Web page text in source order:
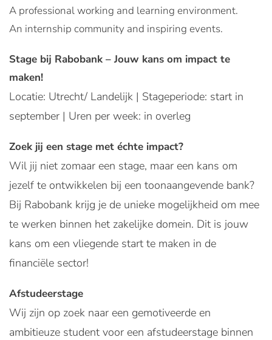
A professional working and learning environment.
An internship community and inspiring events.
Stage bij Rabobank – Jouw kans om impact te
maken!
Locatie: Utrecht/ Landelijk | Stageperiode: start in
september | Uren per week: in overleg
Zoek jij een stage met échte impact?
Wil jij niet zomaar een stage, maar een kans om
jezelf te ontwikkelen bij een toonaangevende bank?
Bij Rabobank krijg je de unieke mogelijkheid om mee
te werken binnen het zakelijke domein. Dit is jouw
kans om een vliegende start te maken in de
financiële sector!
Afstudeerstage
Wij zijn op zoek naar een gemotiveerde en
ambitieuze student voor een afstudeerstage binnen